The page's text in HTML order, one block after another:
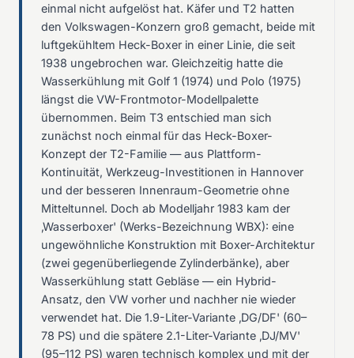
einmal nicht aufgelöst hat. Käfer und T2 hatten
den Volkswagen-Konzern groß gemacht, beide mit
luftgekühltem Heck-Boxer in einer Linie, die seit
1938 ungebrochen war. Gleichzeitig hatte die
Wasserkühlung mit Golf 1 (1974) und Polo (1975)
längst die VW-Frontmotor-Modellpalette
übernommen. Beim T3 entschied man sich
zunächst noch einmal für das Heck-Boxer-
Konzept der T2-Familie — aus Plattform-
Kontinuität, Werkzeug-Investitionen in Hannover
und der besseren Innenraum-Geometrie ohne
Mitteltunnel. Doch ab Modelljahr 1983 kam der
‚Wasserboxer' (Werks-Bezeichnung WBX): eine
ungewöhnliche Konstruktion mit Boxer-Architektur
(zwei gegenüberliegende Zylinderbänke), aber
Wasserkühlung statt Gebläse — ein Hybrid-
Ansatz, den VW vorher und nachher nie wieder
verwendet hat. Die 1.9-Liter-Variante ‚DG/DF' (60–
78 PS) und die spätere 2.1-Liter-Variante ‚DJ/MV'
(95–112 PS) waren technisch komplex und mit der